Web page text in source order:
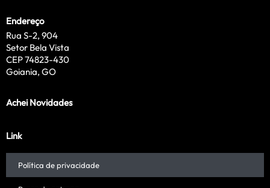
Endereço
Rua S-2, 904
Setor Bela Vista
CEP 74823-430
Goiania, GO
Achei Novidades
Link
Política de privacidade